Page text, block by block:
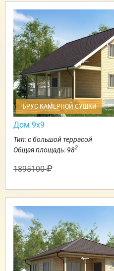
БРУС КАМЕРНОЙ СУШКИ
Дом 9х9
Тип: с большой террасой
Общая площадь: 982
1895100